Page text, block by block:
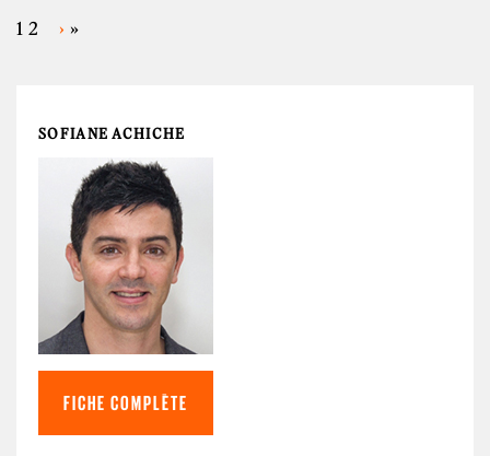
1 2 › »
SOFIANE ACHICHE
FICHE COMPLÈTE